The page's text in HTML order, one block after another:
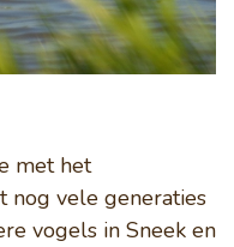
met het
nog vele generaties
vogels in Sneek en